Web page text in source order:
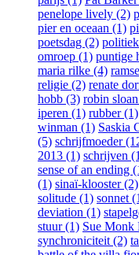
penelope lively (2)
pier en oceaan (1)
poetsdag (2)
omroep (1) puntige
maria rilke (4)
religie (2) renate
hobb (3) robin
iperen (1) rubber (1)
winman (1) Saskia
(5) schrijfmoeder
2013 (1) schrijven
sense of an ending
(1) sinaï-klooster (2)
solitude (1) sonnet
deviation (1)
stuur (1) Sue Monk
synchroniciteit (2)